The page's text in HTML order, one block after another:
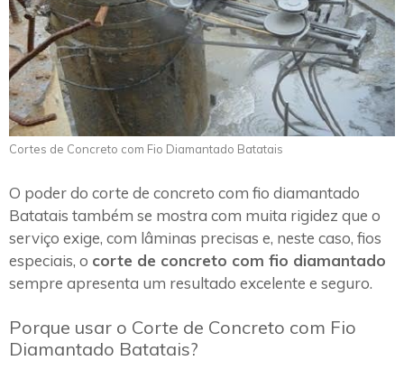
Cortes de Concreto com Fio Diamantado Batatais
O poder do corte de concreto com fio diamantado
Batatais também se mostra com muita rigidez que o
serviço exige, com lâminas precisas e, neste caso, fios
especiais, o corte de concreto com fio diamantado
sempre apresenta um resultado excelente e seguro.
Porque usar o Corte de Concreto com Fio
Diamantado Batatais?